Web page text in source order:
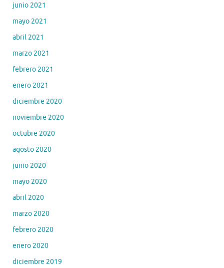
junio 2021
mayo 2021
abril 2021
marzo 2021
febrero 2021
enero 2021
diciembre 2020
noviembre 2020
octubre 2020
agosto 2020
junio 2020
mayo 2020
abril 2020
marzo 2020
febrero 2020
enero 2020
diciembre 2019